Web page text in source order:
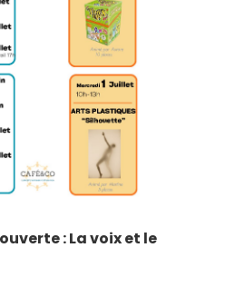
: La voix et le